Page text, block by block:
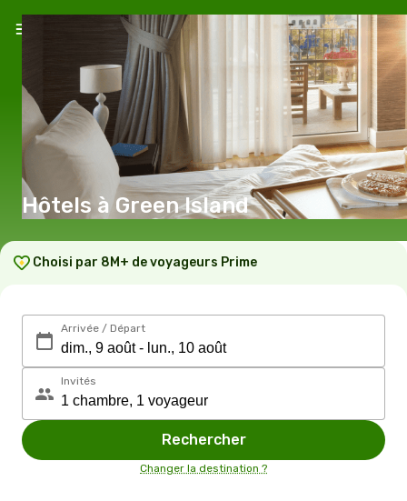
Hôtels à Green Island
Choisi par 8M+ de voyageurs Prime
Arrivée / Départ
Invités
Rechercher
Changer la destination ?